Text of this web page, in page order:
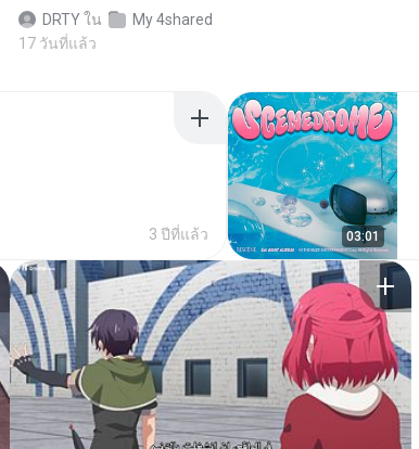
DRTYใน
My 4shared
17 วันที่แล้ว
3 ปีที่แล้ว 03:01